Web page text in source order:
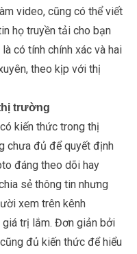
video, cũng có thể viết
họ truyền tải cho bạn
có tính chính xác và hai
theo kịp với thị
trường
kiến thức trong thị
chưa đủ để quyết định
đáng theo dõi hay
sẻ thông tin nhưng
xem trên kênh
giá trị lắm. Đơn giản bởi
đủ kiến thức để hiểu